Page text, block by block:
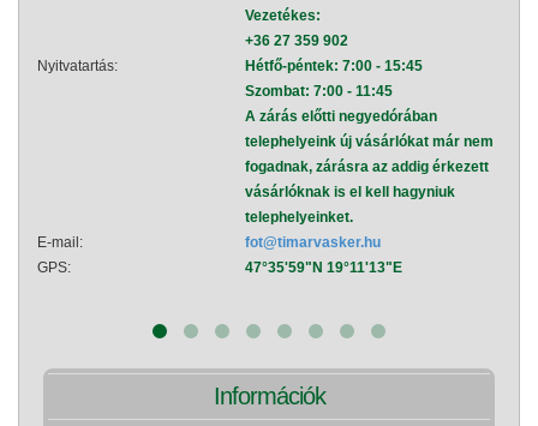
Vezetékes:
+36 27 359 902
Nyitvatartás:
Hétfő-péntek: 7:00 - 15:45
Szombat: 7:00 - 11:45
A zárás előtti negyedórában
telephelyeink új vásárlókat már nem
fogadnak, zárásra az addig érkezett
vásárlóknak is el kell hagyniuk
telephelyeinket.
E-mail:
fot@timarvasker.hu
GPS:
47°35'59"N 19°11'13"E
Információk